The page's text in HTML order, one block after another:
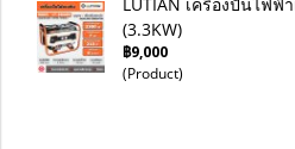
(3.3KW)
฿9,000
(Product)